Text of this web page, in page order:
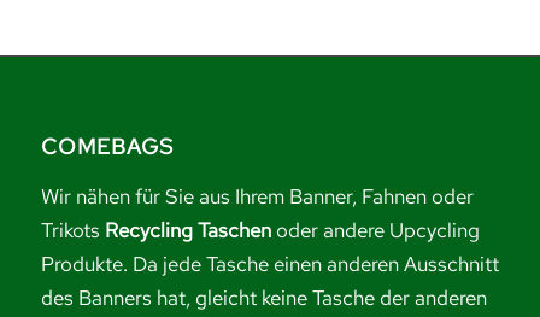
COMEBAGS
Wir nähen für Sie aus Ihrem Banner, Fahnen oder
Trikots Recycling Taschenoder andere Upcycling
Produkte. Da jede Tasche einen anderen Ausschnitt
des Banners hat, gleicht keine Tasche der anderen